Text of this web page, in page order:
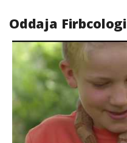
Oddaja Firbcologi